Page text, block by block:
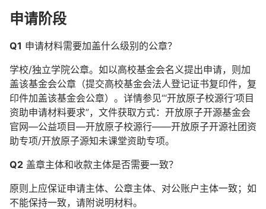
申请阶段
Q1 申请材料需要加盖什么级别的公章？
学校/独立学院公章。如以高校基金会名义提出申请，则加
盖该基金会公章（提交高校基金会法人登记证书复印件，复
印件加盖该基金会公章）。详情参见“‘开放原子校源行’项目
资助申请材料要求”，文件获取方式：开放原子开源基金会
官网—公益项目—开放原子校源行——开放原子开源社团资
助专项/开放原子源知未课堂资助专项。
Q2 盖章主体和收款主体是否需要一致？
原则上应保证申请主体、公章主体、对公账户主体一致；如
不能保持一致，请附说明材料。